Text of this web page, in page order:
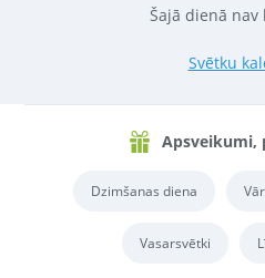
Šajā dienā nav
Svētku
Apsveikumi,
Dzimšanas diena
Vasarsvētki